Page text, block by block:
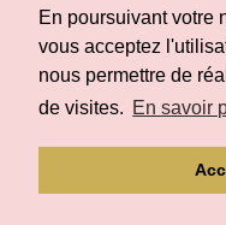
En poursuivant votre
vous acceptez
nous permettre de
de visites. En savoir
Retour